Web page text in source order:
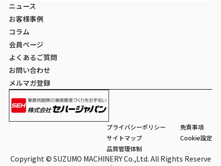
ニュース
お客様事例
コラム
会員ページ
よくあるご質問
お問い合わせ
メルマガ登録
プライバシーポリシー
免責事項
サイトマップ
Cookie設定
品質管理体制
Copyright © SUZUMO MACHINERY Co.,Ltd. All Rights Reserve